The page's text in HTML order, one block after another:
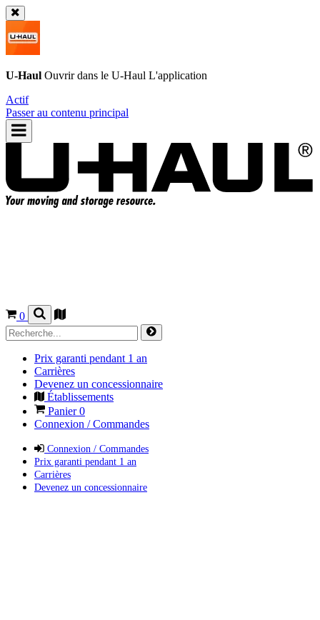
U-Haul Ouvrir dans le U-Haul L'application
Actif
Passer au contenu principal
0
Prix garanti pendant 1 an
Carrières
Devenez un concessionnaire
Établissements
Panier0
Connexion / Commandes
Connexion / Commandes
Prix garanti pendant 1 an
Carrières
Devenez un concessionnaire